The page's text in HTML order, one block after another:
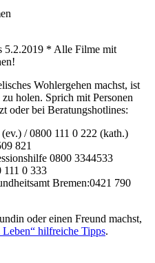
5.2.2019 * Alle Filme mit
Wohlergehen machst, ist
holen. Sprich mit Personen
oder bei Beratungshotlines:
/ 0800 111 0 222 (kath.)
821
0800 3344533
111 0 333
Bremen:0421 790
oder einen Freund machst,
hilfreiche Tipps.